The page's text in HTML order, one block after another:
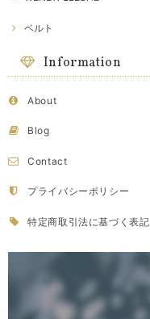
ベルト
Information
About
Blog
Contact
プライバシーポリシー
特定商取引法に基づく表記